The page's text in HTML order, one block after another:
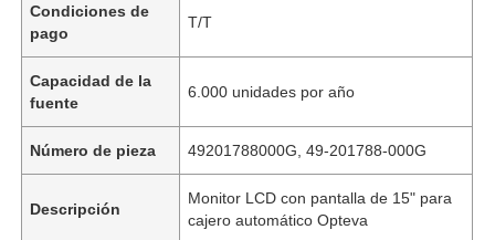
Condiciones de
pago
T/T
Capacidad de la
fuente
6.000 unidades por año
Número de pieza 49201788000G, 49-201788-000G
Descripción
Monitor LCD con pantalla de 15" para
cajero automático Opteva